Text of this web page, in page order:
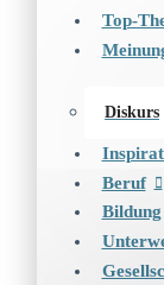
Top-
Diskurs
Beruf
Bildung